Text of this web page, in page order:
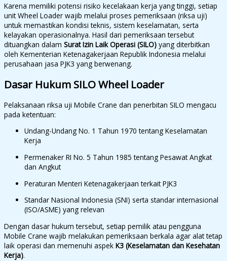
Karena memiliki potensi risiko kecelakaan kerja yang tinggi, setiap
unit Wheel Loader wajib melalui proses pemeriksaan (riksa uji)
untuk memastikan kondisi teknis, sistem keselamatan, serta
kelayakan operasionalnya. Hasil dari pemeriksaan tersebut
dituangkan dalam Surat Izin Laik Operasi (SILO) yang diterbitkan
oleh Kementerian Ketenagakerjaan Republik Indonesia melalui
perusahaan jasa PJK3 yang berwenang.
Dasar Hukum SILO Wheel Loader
Pelaksanaan riksa uji Mobile Crane dan penerbitan SILO mengacu
pada ketentuan:
Undang-Undang No. 1 Tahun 1970 tentang Keselamatan
Kerja
Permenaker RI No. 5 Tahun 1985 tentang Pesawat Angkat
dan Angkut
Peraturan Menteri Ketenagakerjaan terkait PJK3
Standar Nasional Indonesia (SNI) serta standar internasional
(ISO/ASME) yang relevan
Dengan dasar hukum tersebut, setiap pemilik atau pengguna
Mobile Crane wajib melakukan pemeriksaan berkala agar alat tetap
laik operasi dan memenuhi aspek K3 (Keselamatan dan Kesehatan
Kerja).